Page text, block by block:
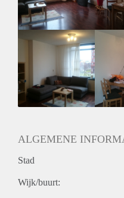
distance.
Rooms are available
month, 3 month deposit is
apartment allowed.
ALGEMENE
Stad
Wijk/buurt: